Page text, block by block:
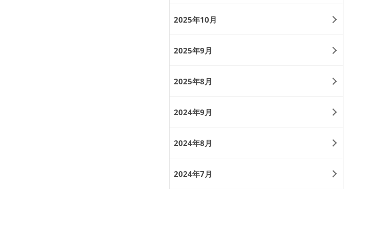
2025年10月
2025年9月
2025年8月
2024年9月
2024年8月
2024年7月